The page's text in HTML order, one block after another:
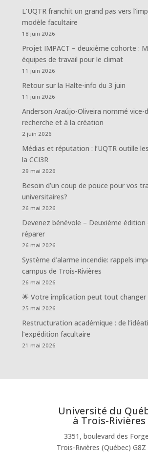
L’UQTR franchit un grand pas vers
modèle facultaire
18 juin 2026
Projet IMPACT – deuxième cohorte :
équipes de travail pour le climat
11 juin 2026
Retour sur la Halte-info du 3 juin
11 juin 2026
Anderson Araújo-Oliveira nommé vice-
recherche et à la création
2 juin 2026
Médias et réputation : l’UQTR outille
la CCI3R
29 mai 2026
Besoin d’un coup de pouce pour vos
universitaires?
26 mai 2026
Devenez bénévole – Deuxième édition
réparer
26 mai 2026
Système d’alarme incendie: rappels
campus de Trois-Rivières
26 mai 2026
🌟 Votre implication peut tout changer
25 mai 2026
Restructuration académique : de
l’expédition facultaire
21 mai 2026
Université du
à Trois-Rivières
3351, boulevard des
Trois-Rivières (Québec) G8Z